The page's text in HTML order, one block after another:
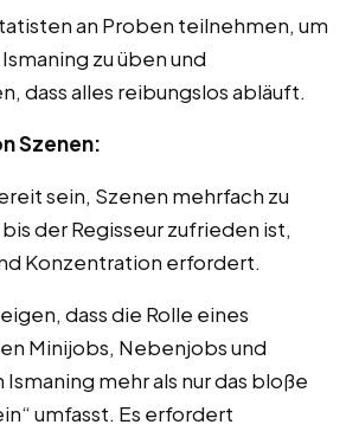
an Proben teilnehmen, um
zu üben und
dass alles reibungslos abläuft.
Szenen:
sein, Szenen mehrfach zu
der Regisseur zufrieden ist,
Konzentration erfordert.
dass die Rolle eines
Minijobs, Nebenjobs und
Ismaning mehr als nur das bloße
umfasst. Es erfordert